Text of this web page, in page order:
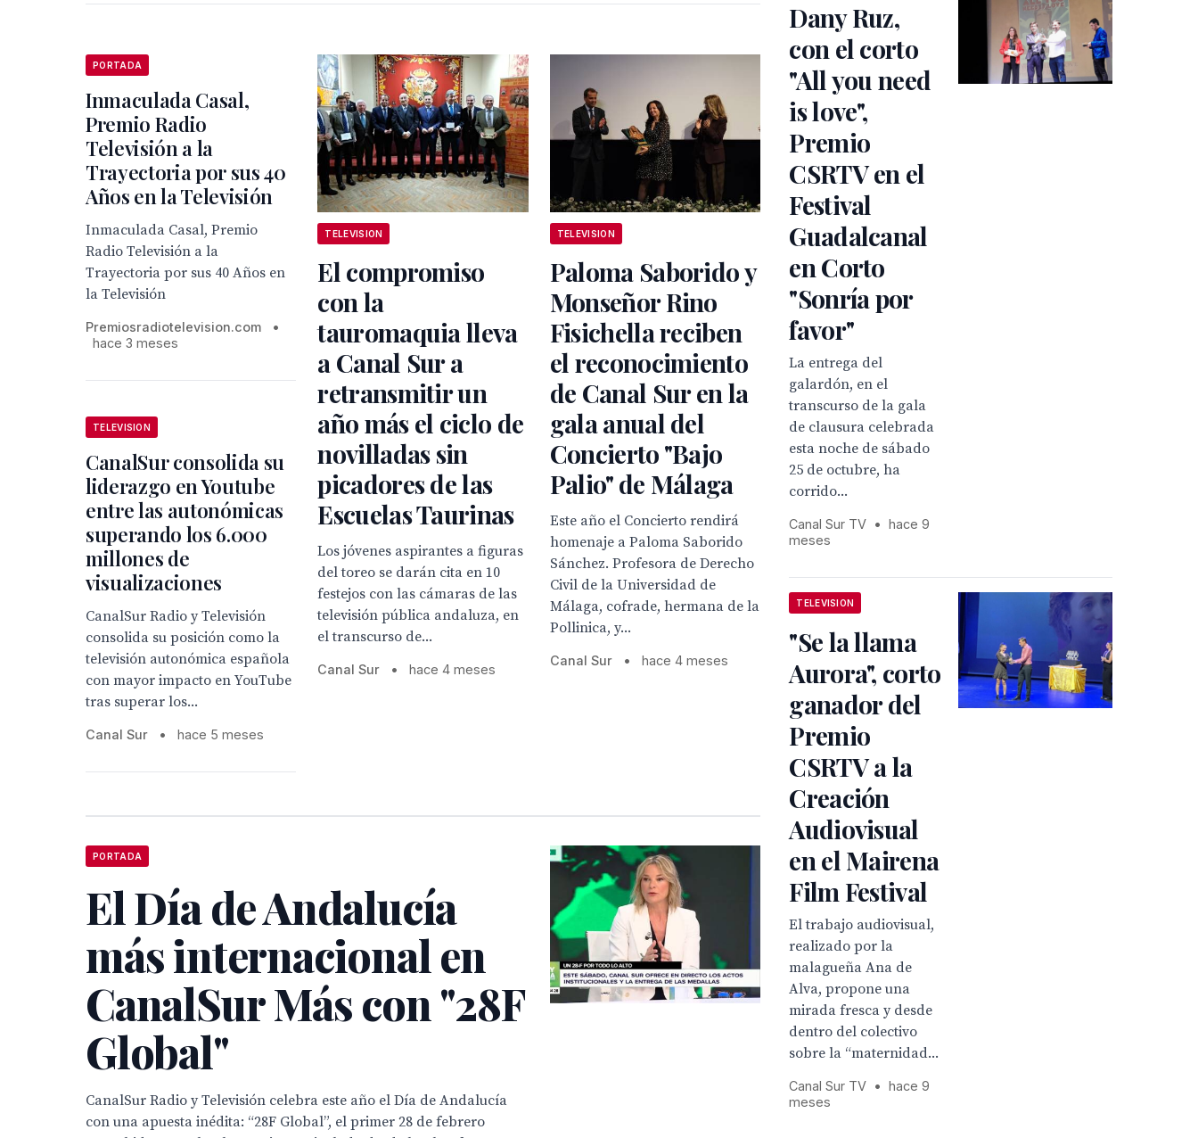
PORTADA
Inmaculada Casal,
Premio Radio
Televisión a la
Trayectoria por sus 40
Años en la Televisión
Inmaculada Casal, Premio
Radio Televisión a la
Trayectoria por sus 40 Años en
la Televisión
Premiosradiotelevision.com
•
hace 3 meses
TELEVISION
El compromiso
con la
tauromaquia lleva
a Canal Sur a
retransmitir un
año más el ciclo de
novilladas sin
picadores de las
Escuelas Taurinas
Los jóvenes aspirantes a figuras
del toreo se darán cita en 10
festejos con las cámaras de las
televisión pública andaluza, en
el transcurso de...
Canal Sur • hace 4 meses
TELEVISION
Paloma Saborido y
Monseñor Rino
Fisichella reciben
el reconocimiento
de Canal Sur en la
gala anual del
Concierto "Bajo
Palio" de Málaga
Este año el Concierto rendirá
homenaje a Paloma Saborido
Sánchez. Profesora de Derecho
Civil de la Universidad de
Málaga, cofrade, hermana de la
Pollinica, y...
Canal Sur • hace 4 meses
TELEVISION
CanalSur consolida su
liderazgo en Youtube
entre las autonómicas
superando los 6.000
millones de
visualizaciones
CanalSur Radio y Televisión
consolida su posición como la
televisión autonómica española
con mayor impacto en YouTube
tras superar los...
Canal Sur • hace 5 meses
PORTADA
El Día de Andalucía
más internacional en
CanalSur Más con "28F
Global"
CanalSur Radio y Televisión celebra este año el Día de Andalucía
con una apuesta inédita: “28F Global”, el primer 28 de febrero
Dany Ruz,
con el corto
"All you need
is love",
Premio
CSRTV en el
Festival
Guadalcanal
en Corto
"Sonría por
favor"
La entrega del
galardón, en el
transcurso de la gala
de clausura celebrada
esta noche de sábado
25 de octubre, ha
corrido...
Canal Sur TV •
hace 9
meses
TELEVISION
"Se la llama
Aurora", corto
ganador del
Premio
CSRTV a la
Creación
Audiovisual
en el Mairena
Film Festival
El trabajo audiovisual,
realizado por la
malagueña Ana de
Alva, propone una
mirada fresca y desde
dentro del colectivo
sobre la “maternidad...
Canal Sur TV •
hace 9
meses